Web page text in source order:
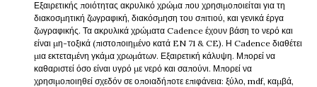
Εξαιρετικής ποιότητας ακρυλικό χρώμα που χρησιμοποιείται για τη
διακοσμητική ζωγραφική, διακόσμηση του σπιτιού, και γενικά έργα
ζωγραφικής. Τα ακρυλικά χρώματα Cadence έχουν βάση το νερό και
είναι μη-τοξικά (πιστοποιημένο κατά EN 71 & CE). Η Cadence διαθέτει
μια εκτεταμένη γκάμα χρωμάτων. Εξαιρετική κάλυψη. Μπορεί να
καθαριστεί όσο είναι υγρό με νερό και σαπούνι. Μπορεί να
χρησιμοποιηθεί σχεδόν σε οποιαδήποτε επιφάνεια: ξύλο, mdf, καμβά,